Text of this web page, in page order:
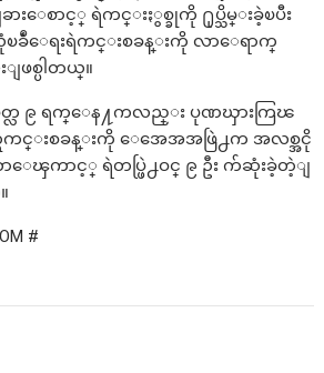
ားေစာင့္ ရဲကင္းႏွစ္ခုကို ႐ုပ္သိမ္းခဲ့ၿပီး
ခဳံေရးရဲကင္းစခန္းကို လာေရာက္
ဖစ္ပါတယ္။
မတ္လ ၉ ရက္ေန႔ကလည္း ပုဏၰားကြၽ
ကင္းစခန္းကို ေအေအအဖြဲ႕က အလစ္အငို
ေၾကာင့္ ရဲတပ္ဖြဲ႕ဝင္ ၉ ဦး က်ဆုံးခဲ့တဲ့ျ
#